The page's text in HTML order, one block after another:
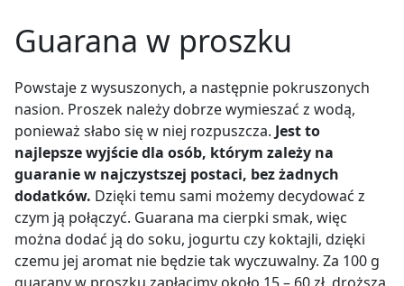
Guarana w proszku
Powstaje z wysuszonych, a następnie pokruszonych
nasion. Proszek należy dobrze wymieszać z wodą,
ponieważ słabo się w niej rozpuszcza. Jest to
najlepsze wyjście dla osób, którym zależy na
guaranie w najczystszej postaci, bez żadnych
dodatków. Dzięki temu sami możemy decydować z
czym ją połączyć. Guarana ma cierpki smak, więc
można dodać ją do soku, jogurtu czy koktajli, dzięki
czemu jej aromat nie będzie tak wyczuwalny. Za 100 g